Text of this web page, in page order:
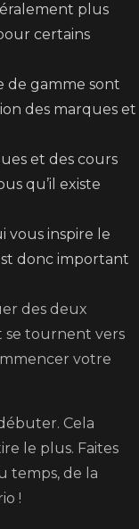
plus
certains
de gamme sont
des marques et
et des cours
qu’il existe
vous inspire le
donc important
des deux
se tournent vers
votre
Cela
le plus. Faites
temps, de la
!